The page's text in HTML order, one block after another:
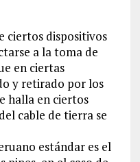
ciertos dispositivos
a la toma de
en ciertas
y retirado por los
halla en ciertos
cable de tierra se
estándar es el